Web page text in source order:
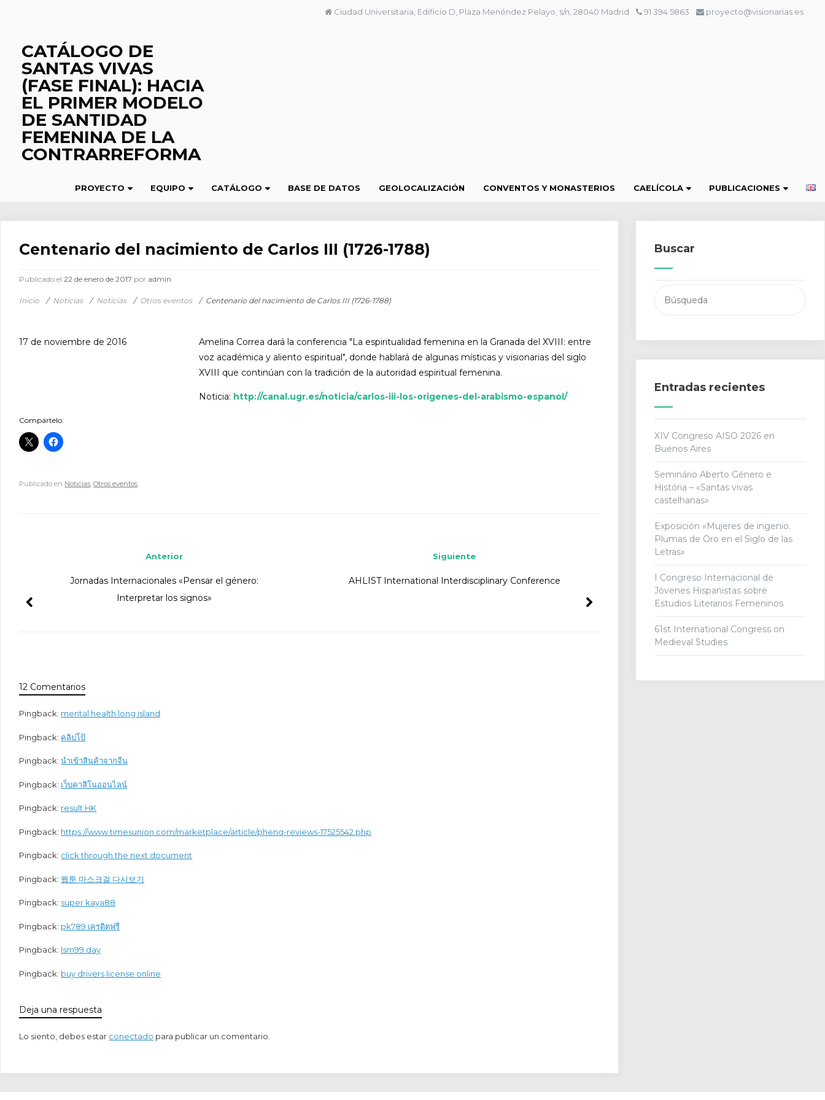
Ciudad Universitaria, Edificio D, Plaza Menéndez Pelayo, s/n, 28040 Madrid 91 394 5863 proyecto@visionarias.es
CATÁLOGO DE
SANTAS VIVAS
(FASE FINAL): HACIA
EL PRIMER MODELO
DE SANTIDAD
FEMENINA DE LA
CONTRARREFORMA
PROYECTO EQUIPO CATÁLOGO BASE DE DATOS GEOLOCALIZACIÓN CONVENTOS Y MONASTERIOS CAELÍCOLA PUBLICACIONES
Centenario del nacimiento de Carlos III (1726-1788)
Publicado el22 de enero de 2017 por admin
Inicio / Noticias / Noticias / Otros eventos / Centenario del nacimiento de Carlos III (1726-1788)
17 de noviembre de 2016
Amelina Correa dará la conferencia "La espiritualidad femenina en la Granada del XVIII: entre
voz académica y aliento espiritual", donde hablará de algunas místicas y visionarias del siglo
XVIII que continúan con la tradición de la autoridad espiritual femenina.
Noticia: http://canal.ugr.es/noticia/carlos-iii-los-origenes-del-arabismo-espanol/
Compártelo:
Publicado en Noticias,Otros eventos.
Siguiente
AHLIST International Interdisciplinary Conference
Anterior
Jornadas Internacionales «Pensar el género:
Interpretar los signos»
12 Comentarios
Pingback: mental health long island
Pingback: คลิปโป้
Pingback:นำเข้าสินค้าจากจีน
Pingback: เว็บคาสิโนออนไลน์
Pingback: result HK
Pingback: https://www.timesunion.com/marketplace/article/phenq-reviews-17525542.php
Pingback: click through the next document
Pingback: 웹툰 마스크걸 다시보기
Pingback: super kaya88
Pingback: pk789 เครดิตฟรี
Pingback: lsm99.day
Pingback: buy drivers license online
Deja una respuesta
Lo siento, debes estar conectado para publicar un comentario.
Buscar
Entradas recientes
XIV Congreso AISO 2026 en
Buenos Aires
Seminário Aberto Género e
História – «Santas vivas
castelhanas»
Exposición «Mujeres de ingenio.
Plumas de Oro en el Siglo de las
Letras»
I Congreso Internacional de
Jóvenes Hispanistas sobre
Estudios Literarios Femeninos
61st International Congress on
Medieval Studies